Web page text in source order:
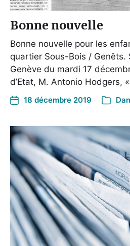
Bonne nouvelle
Bonne nouvelle pour les
quartier Sous-Bois / Genêts.
Genève du mardi 17
d’Etat, M. Antonio Hodgers,
18 décembre 2019